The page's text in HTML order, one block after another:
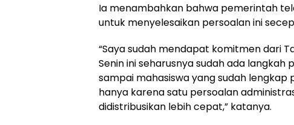
Ia menambahkan bahwa pemerintah
untuk menyelesaikan persoalan ini
“Saya sudah mendapat komitmen dari
Senin ini seharusnya sudah ada langkah
sampai mahasiswa yang sudah
hanya karena satu persoalan
didistribusikan lebih cepat,” katanya.